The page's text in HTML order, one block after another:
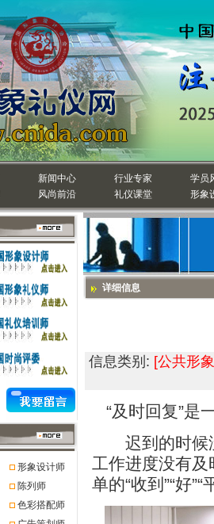
新闻中心 行业专家
学员
风尚前沿 礼仪课堂 形象
形象设计师
陈列师
色彩搭配师
详细信息
信息类别: [公共形
“及时回复”是
迟到的时候没
工作进度没有
单的“收到”“好